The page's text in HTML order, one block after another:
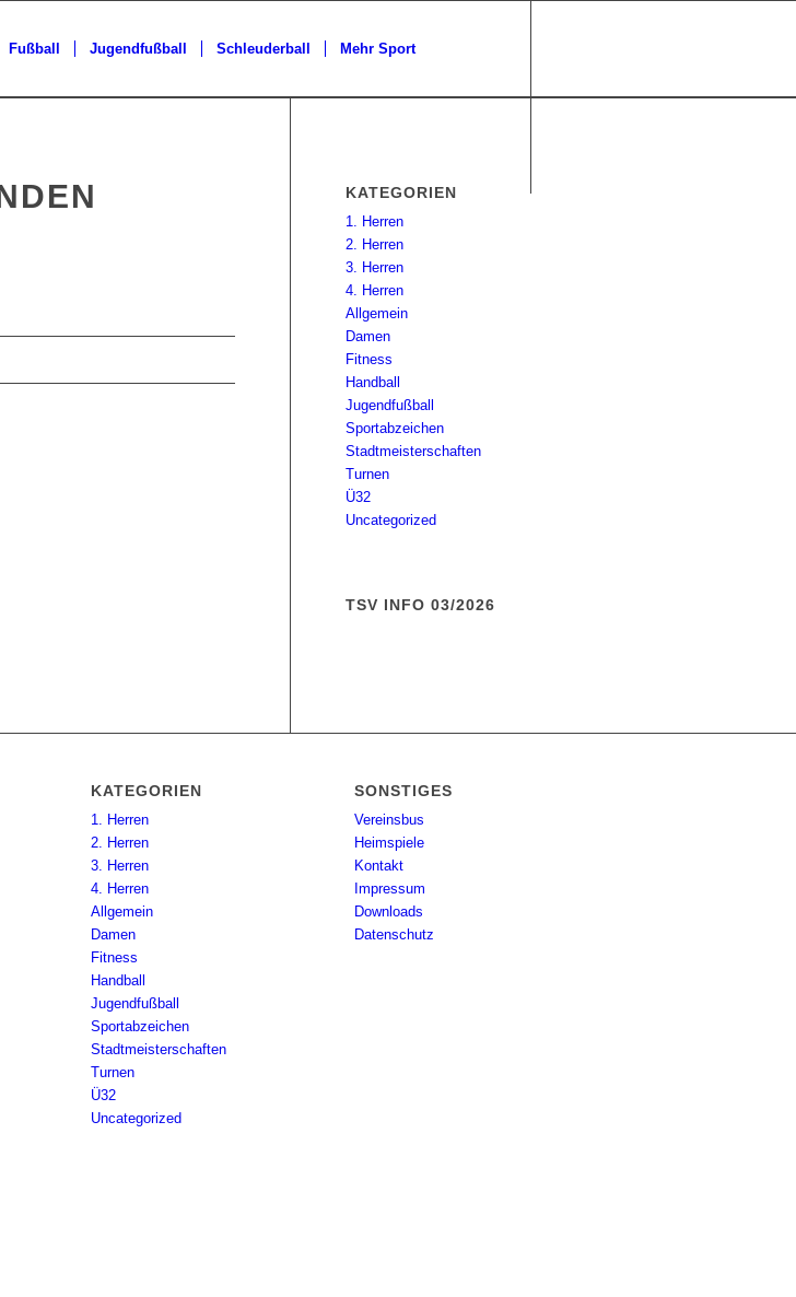
Fußball Jugendfußball Schleuderball Mehr Sport
KATEGORIEN
1. Herren
2. Herren
3. Herren
4. Herren
Allgemein
Damen
Fitness
Handball
Jugendfußball
Sportabzeichen
Stadtmeisterschaften
Turnen
Ü32
Uncategorized
TSV INFO 03/2026
KATEGORIEN
1. Herren
2. Herren
3. Herren
4. Herren
Allgemein
Damen
Fitness
Handball
Jugendfußball
Sportabzeichen
Stadtmeisterschaften
Turnen
Ü32
Uncategorized
SONSTIGES
Vereinsbus
Heimspiele
Kontakt
Impressum
Downloads
Datenschutz